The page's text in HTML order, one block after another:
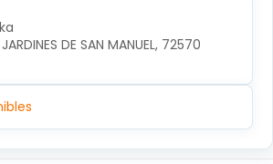
DE SAN MANUEL, 72570